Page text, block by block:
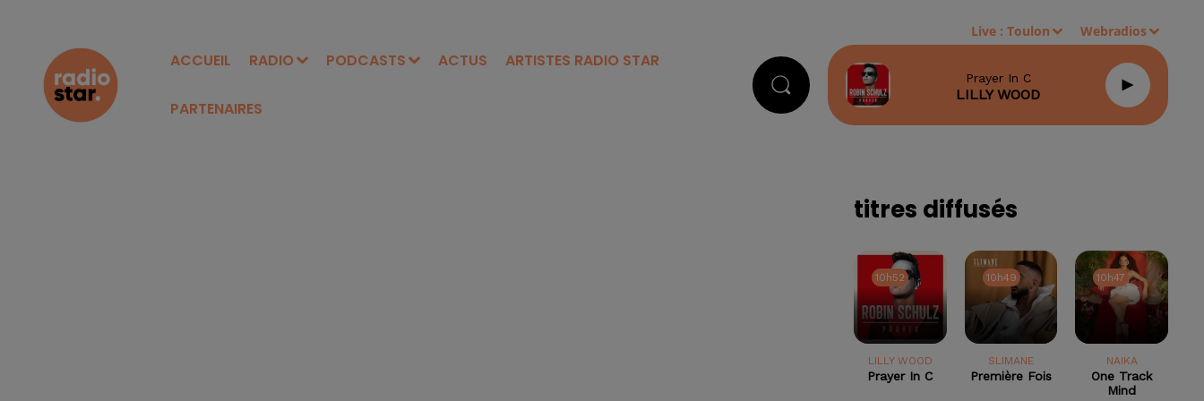
ACCUEIL RADIO PODCASTS ACTUS ARTISTES RADIO STAR
PARTENAIRES
Live :Toulon Webradios
Prayer In C
LILLY WOOD
titres diffusés
10h52
10h52
LILLY WOOD
Prayer In C
10h49
10h49
SLIMANE
Première Fois
10h47
10h47
NAIKA
One Track
Mind